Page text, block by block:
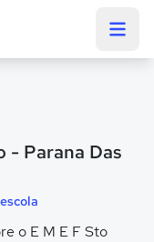
- Parana Das
o E M E F Sto